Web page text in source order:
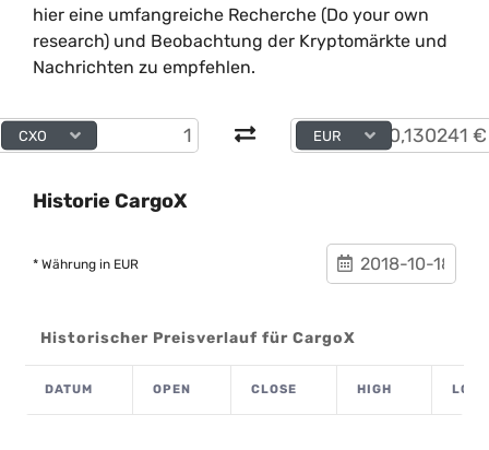
hier eine umfangreiche Recherche (Do your own
research) und Beobachtung der Kryptomärkte und
Nachrichten zu empfehlen.
CXO EUR
Historie CargoX
* Währung in EUR
Historischer Preisverlauf für CargoX
DATUM OPEN CLOSE HIGH LOW